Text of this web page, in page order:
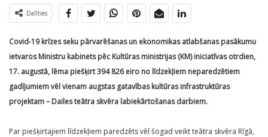
Dalīties
Covid-19 krīzes seku pārvarēšanas un ekonomikas atlabšanas pasākumu
ietvaros Ministru kabinets pēc Kultūras ministrijas (KM) iniciatīvas otrdien,
17. augustā, lēma piešķirt 394 826 eiro no līdzekļiem neparedzētiem
gadījumiem vēl vienam augstas gatavības kultūras infrastruktūras
projektam – Dailes teātra skvēra labiekārtošanas darbiem.
Par piešķirtajiem līdzekļiem paredzēts vēl šogad veikt teātra skvēra Rīgā,